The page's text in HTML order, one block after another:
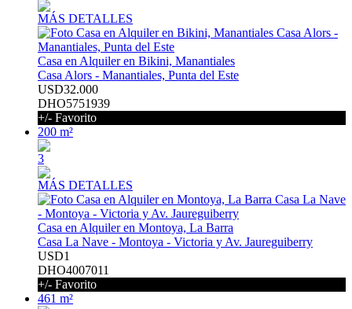
MÁS DETALLES
Casa en Alquiler en Bikini, Manantiales
Casa Alors - Manantiales, Punta del Este
USD32.000
DHO5751939
+/- Favorito
200 m²
3
MÁS DETALLES
Casa en Alquiler en Montoya, La Barra
Casa La Nave - Montoya - Victoria y Av. Jaureguiberry
USD1
DHO4007011
+/- Favorito
461 m²